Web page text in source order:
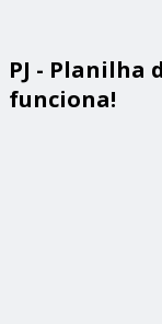
PJ - Planilha
funciona!